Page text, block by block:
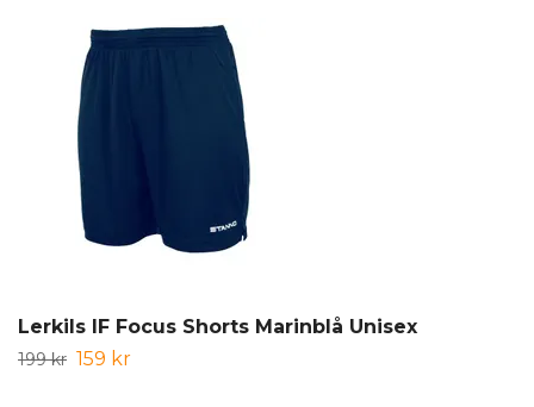
Lerkils IF Focus Shorts Marinblå Unisex
199 kr 159 kr